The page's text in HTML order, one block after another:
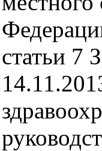
статьи 7